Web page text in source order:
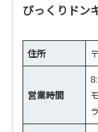
びっくりドン
住所
営業時間